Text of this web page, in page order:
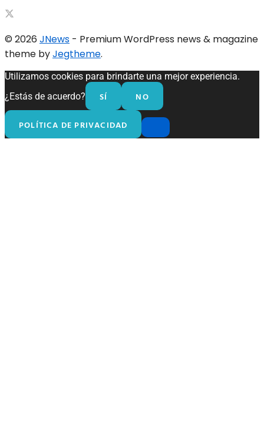
© 2026 JNews - Premium WordPress news & magazine
theme byJegtheme.
Utilizamos cookies para brindarte una mejor experiencia.
¿Estás de acuerdo?
SÍ NO
POLÍTICA DE PRIVACIDAD